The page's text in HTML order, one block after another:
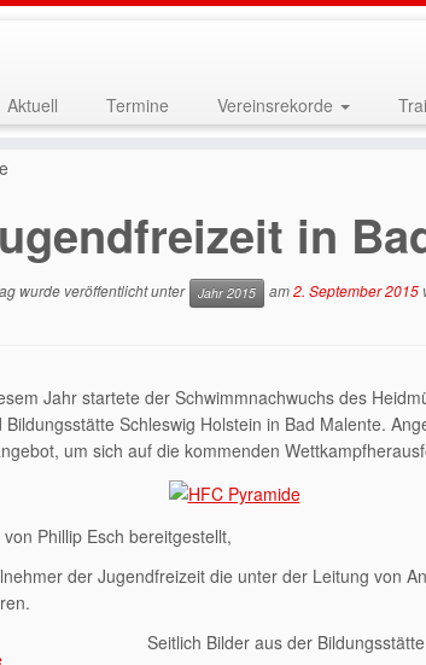
Aktuell Termine Vereinsrekorde
in
wurde veröffentlicht unter Jahr 2015 am2. September 2015
Jahr startete der Schwimmnachwuchs des
Bildungsstätte Schleswig Holstein in Bad Malente.
um sich auf die kommenden
Phillip Esch bereitgestellt,
der Jugendfreizeit die unter der Leitung von
Seitlich Bilder aus der Bildungsstätte